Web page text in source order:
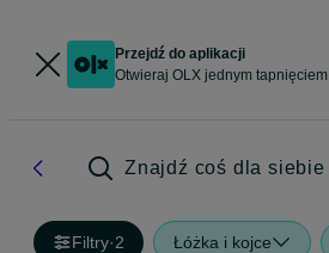
Przejdź do aplikacji
Otwieraj OLX jednym tapnięciem
Znajdź coś dla siebie
Filtry·2 Łóżka i kojce